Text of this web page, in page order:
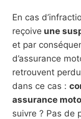
En cas
reçoive une
et par
d’assurance
retrouvent
dans ce cas :
assurance moto
suivre ? Pas de